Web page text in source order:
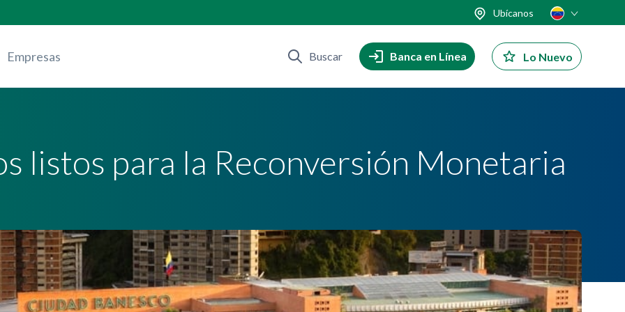
Ubícanos
Empresas Buscar Banca en Línea Lo Nuevo
listos para la Reconversión Monetaria